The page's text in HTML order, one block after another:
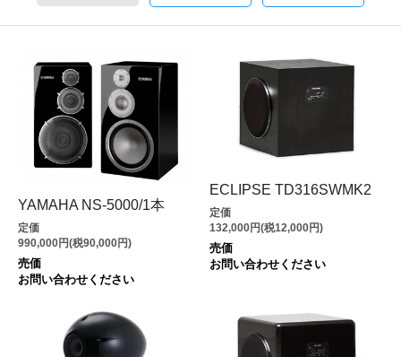
YAMAHA NS-5000/1本
定価
990,000円(税90,000円)
売価
お問い合わせください
ECLIPSE TD316SWMK2
定価
132,000円(税12,000円)
売価
お問い合わせください